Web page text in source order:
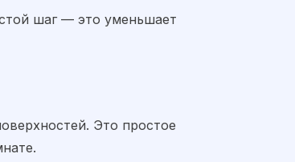
шаг — это уменьшает
Это простое